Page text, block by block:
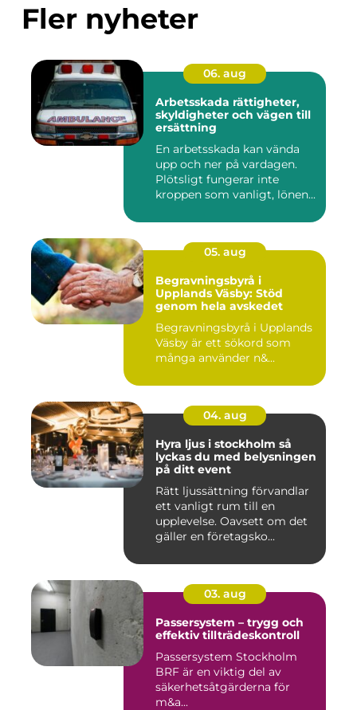
Fler nyheter
06. aug
Arbetsskada rättigheter,
skyldigheter och vägen till
ersättning
En arbetsskada kan vända
upp och ner på vardagen.
Plötsligt fungerar inte
kroppen som vanligt, lönen...
05. aug
Begravningsbyrå i
Upplands Väsby: Stöd
genom hela avskedet
Begravningsbyrå i Upplands
Väsby är ett sökord som
många använder n&...
04. aug
Hyra ljus i stockholm så
lyckas du med belysningen
på ditt event
Rätt ljussättning förvandlar
ett vanligt rum till en
upplevelse. Oavsett om det
gäller en företagsko...
03. aug
Passersystem – trygg och
effektiv tillträdeskontroll
Passersystem Stockholm
BRF är en viktig del av
säkerhetsåtgärderna för
m&a...